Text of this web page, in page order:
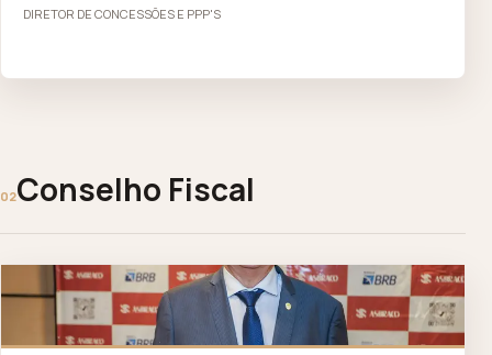
DIRETOR DE CONCESSÕES E PPP'S
02Conselho Fiscal
ER